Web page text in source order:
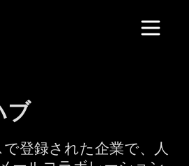
ブ
で登録された企業で、人